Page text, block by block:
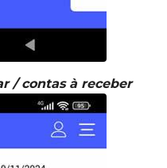
/ contas à receber